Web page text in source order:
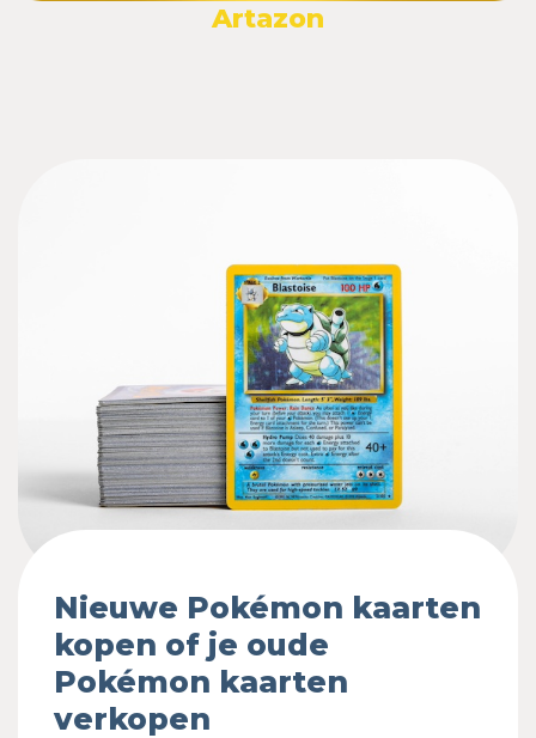
Artazon
Nieuwe Pokémon kaarten
kopen of je oude
Pokémon kaarten
verkopen